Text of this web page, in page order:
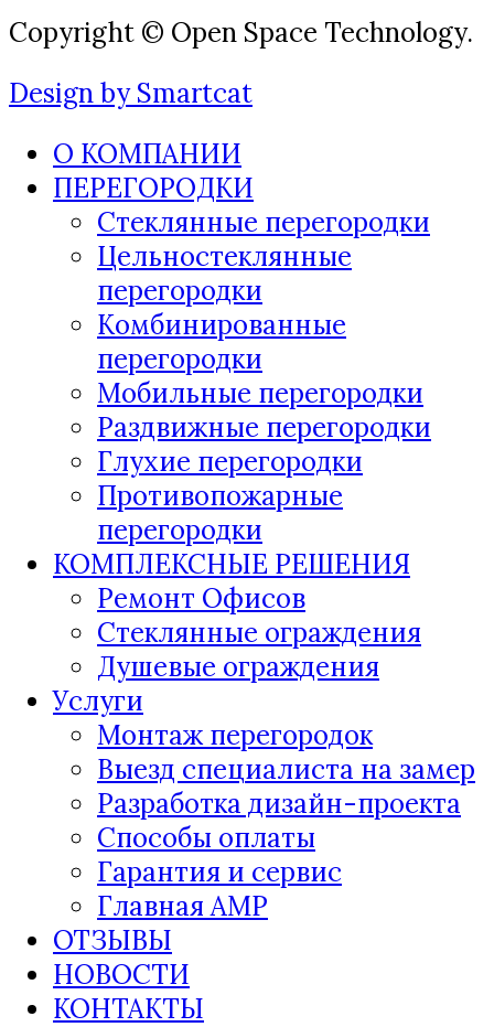
Copyright © Open Space Technology.
Design by Smartcat
О КОМПАНИИ
ПЕРЕГОРОДКИ
Стеклянные перегородки
Цельностеклянные
перегородки
Комбинированные
перегородки
Мобильные перегородки
Раздвижные перегородки
Глухие перегородки
Противопожарные
перегородки
КОМПЛЕКСНЫЕ РЕШЕНИЯ
Ремонт Офисов
Стеклянные ограждения
Душевые ограждения
Услуги
Монтаж перегородок
Выезд специалиста на замер
Разработка дизайн-проекта
Способы оплаты
Гарантия и сервис
Главная AMP
ОТЗЫВЫ
НОВОСТИ
КОНТАКТЫ